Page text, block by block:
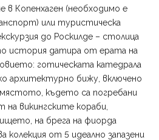
в Копенхаген (необходимо е
или туристическа
до Роскилде – столица
история датира от ерата на
готическата катедрала
архитектурно бижу, включено
където са погребани
викингските кораби,
на брега на фиорда
колекция от 5 идеално запазени